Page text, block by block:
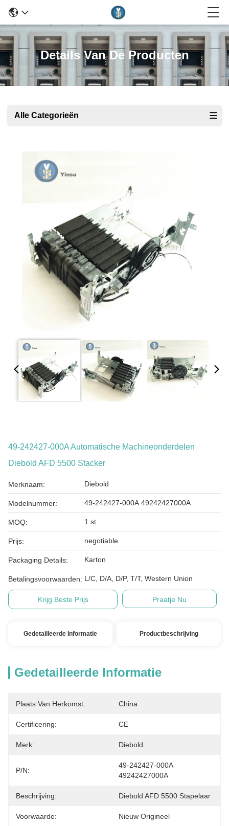
Details Van De Producten
Alle Categorieën
49-242427-000A Automatische Machineonderdelen
Diebold AFD 5500 Stacker
Merknaam: Diebold
Modelnummer: 49-242427-000A 49242427000A
MOQ: 1 st
Prijs: negotiable
Packaging Details: Karton
Betalingsvoorwaarden: L/C, D/A, D/P, T/T, Western Union
Krijg Beste Prijs Praatje Nu
Gedetailleerde Informatie Productbeschrijving
Gedetailleerde Informatie
Plaats Van Herkomst: China
Certificering: CE
Merk: Diebold
P/N:
49-242427-000A
49242427000A
Beschrijving: Diebold AFD 5500 Stapelaar
Voorwaarde: Nieuw Origineel